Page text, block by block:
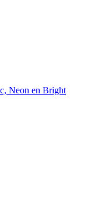
Neon en Bright